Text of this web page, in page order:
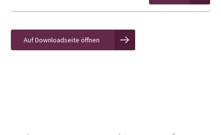
Auf Downloadseite öffnen